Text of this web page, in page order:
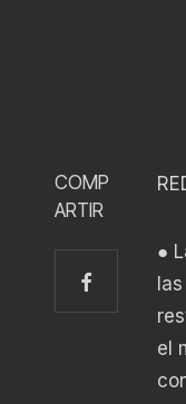
COMP
ARTIR
●
el